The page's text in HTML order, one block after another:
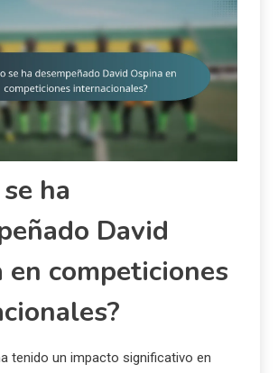
ha
David
en competiciones
tenido un impacto significativo en